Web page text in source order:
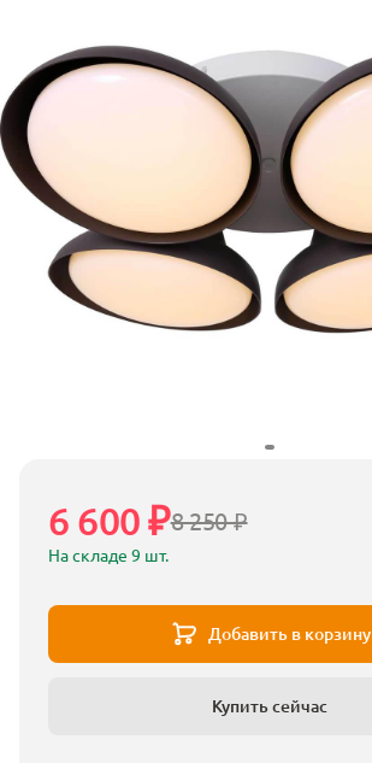
8 250 ₽
6 600 ₽
На складе 9 шт.
Добавить в корзину
Купить сейчас